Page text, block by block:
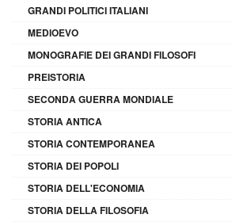
GRANDI POLITICI ITALIANI
MEDIOEVO
MONOGRAFIE DEI GRANDI FILOSOFI
PREISTORIA
SECONDA GUERRA MONDIALE
STORIA ANTICA
STORIA CONTEMPORANEA
STORIA DEI POPOLI
STORIA DELL'ECONOMIA
STORIA DELLA FILOSOFIA